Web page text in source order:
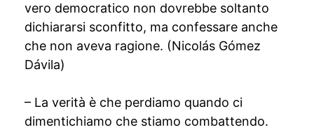
vero democratico non dovrebbe soltanto
dichiararsi sconfitto, ma confessare anche
che non aveva ragione. (Nicolás Gómez
Dávila)
– La verità è che perdiamo quando ci
dimentichiamo che stiamo combattendo.